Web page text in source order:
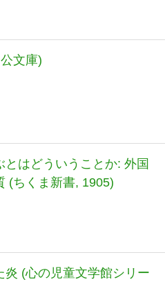
文庫)
とはどういうことか: 外国
(ちくま新書, 1905)
炎 (心の児童文学館シリー